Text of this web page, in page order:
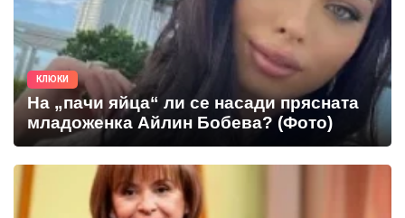
КЛЮКИ
На „пачи яйца“ ли се насади прясната
младоженка Айлин Бобева? (Фото)